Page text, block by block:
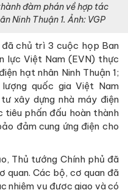
đàm phán về hợp tác
Ninh Thuận 1. Ảnh: VGP
chủ trì 3 cuộc họp Ban
lực Việt Nam (EVN) thực
hạt nhân Ninh Thuận 1;
quốc gia Việt Nam
xây dựng nhà máy điện
tiêu phấn đấu hoàn thành
đảm cung ứng điện cho
Thủ tướng Chính phủ đã
quan. Các bộ, cơ quan đã
nhiệm vụ được giao và có